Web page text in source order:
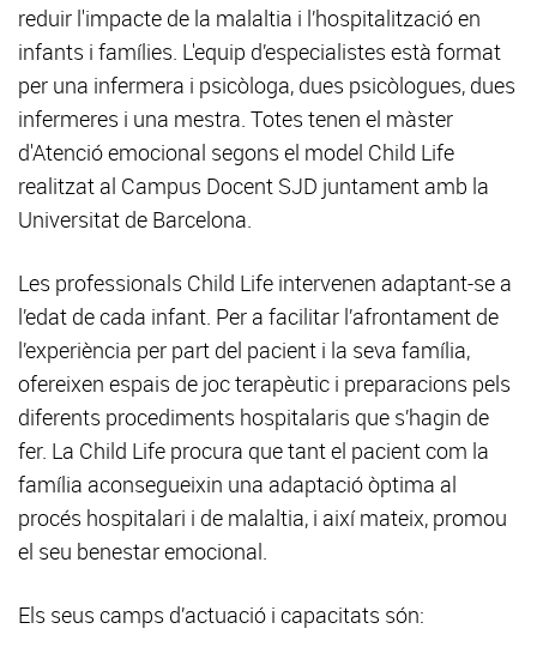
reduir l'impacte de la malaltia i l’hospitalització en
infants i famílies. L'equip d’especialistes està format
per una infermera i psicòloga, dues psicòlogues, dues
infermeres i una mestra. Totes tenen el màster
d'Atenció emocional segons el model Child Life
realitzat al Campus Docent SJD juntament amb la
Universitat de Barcelona.
Les professionals Child Life intervenen adaptant-se a
l’edat de cada infant. Per a facilitar l’afrontament de
l’experiència per part del pacient i la seva família,
ofereixen espais de joc terapèutic i preparacions pels
diferents procediments hospitalaris que s’hagin de
fer. La Child Life procura que tant el pacient com la
família aconsegueixin una adaptació òptima al
procés hospitalari i de malaltia, i així mateix, promou
el seu benestar emocional.
Els seus camps d’actuació i capacitats són: